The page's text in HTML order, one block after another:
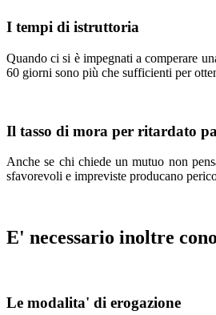
I tempi di istruttoria
Quando ci si è impegnati a comperare
60 giorni sono più che sufficienti per
Il tasso di mora per ritardato
Anche se chi chiede un mutuo non
sfavorevoli e impreviste producano
E' necessario inoltre
Le modalita' di erogazione